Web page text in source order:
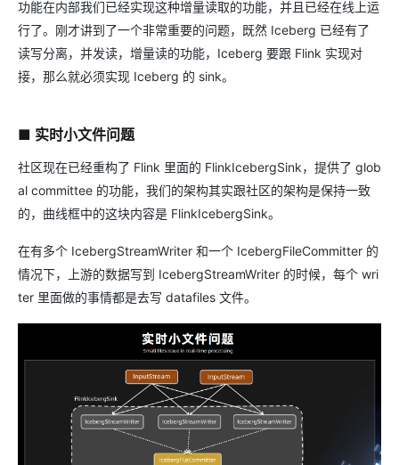
功能在内部我们已经实现这种增量读取的功能，并且已经在线上运
行了。刚才讲到了一个非常重要的问题，既然 Iceberg 已经有了
读写分离，并发读，增量读的功能，Iceberg 要跟 Flink 实现对
接，那么就必须实现 Iceberg 的 sink。
■ 实时小文件问题
社区现在已经重构了 Flink 里面的 FlinkIcebergSink，提供了 glob
al committee 的功能，我们的架构其实跟社区的架构是保持一致
的，曲线框中的这块内容是 FlinkIcebergSink。
在有多个 IcebergStreamWriter 和一个 IcebergFileCommitter 的
情况下，上游的数据写到 IcebergStreamWriter 的时候，每个 wri
ter 里面做的事情都是去写 datafiles 文件。